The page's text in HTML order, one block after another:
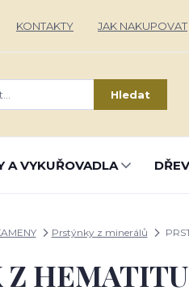
KONTAKTY JAK NAKUPOVAT
Hledat
A VYKUŘOVADLA
Prstýnky z minerálů
Z